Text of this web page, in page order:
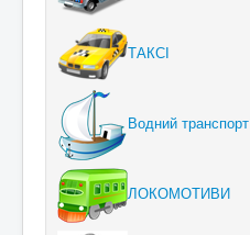
ТАКСІ
Водний транспорт
ЛОКОМОТИВИ